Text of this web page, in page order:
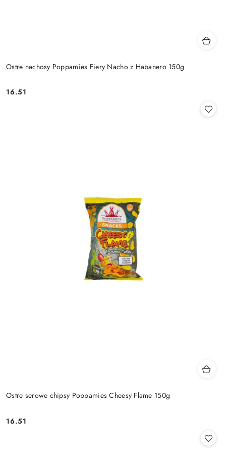
Ostre nachosy Poppamies Fiery Nacho z Habanero 150g
Cena:
16.51
Ostre serowe chipsy Poppamies Cheesy Flame 150g
Cena:
16.51